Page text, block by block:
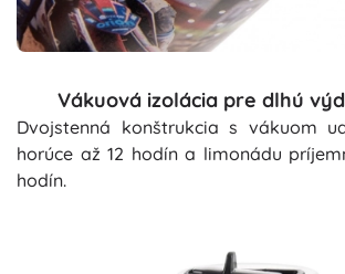
Vákuová izolácia pre dlhú
Dvojstenná konštrukcia s vákuom
horúce až 12 hodín a limonádu
hodín.